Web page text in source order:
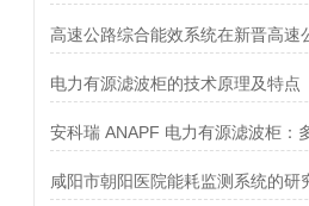
电力有源滤波柜的技术原理及特点